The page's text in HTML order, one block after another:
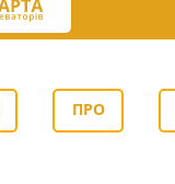
ПРО